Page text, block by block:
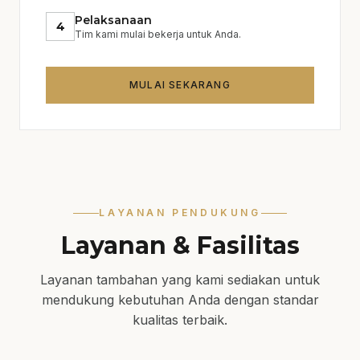
kebutuhan Anda.
Estimasi biaya dan waktu pengerjaan.
Penyusunan rencana kerja dan
pemilihan material.
Pelaksanaan proyek dengan
pengawasan ketat.
Kami memiliki pengalaman bertahun-tahun
dalam industri konstruksi dan telah
menyelesaikan berbagai proyek dengan
sukses. Kami berkomitmen untuk
memberikan hasil terbaik kepada setiap
4 Pelaksanaan
Tim kami mulai bekerja untuk Anda.
MULAI SEKARANG
LAYANAN PENDUKUNG
Layanan & Fasilitas
Layanan tambahan yang kami sediakan untuk
mendukung kebutuhan Anda dengan standar
kualitas terbaik.